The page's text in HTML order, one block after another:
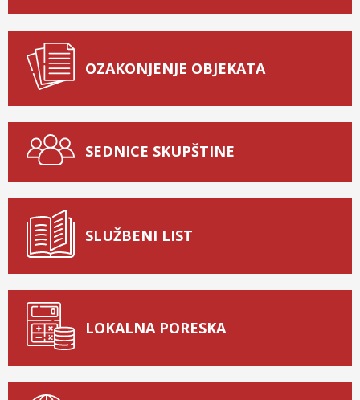
OZAKONJENJE OBJEKATA
SEDNICE SKUPŠTINE
SLUŽBENI LIST
LOKALNA PORESKA